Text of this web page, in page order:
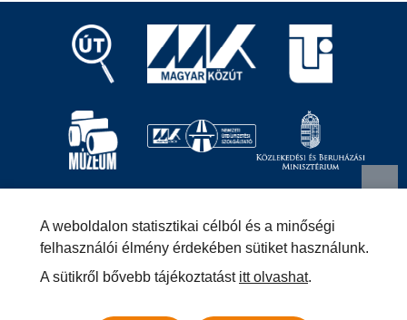
1024 Budapest, Fényes
Elek utca 7-13.
+36 (1) 819-9000 info@kozut.hu
MKNZRT (KRID: 153207128) Hivatali Kapu
A weboldalon statisztikai célból és a minőségi
felhasználói élmény érdekében sütiket használunk.
A sütikről bővebb tájékoztatást itt olvashat.